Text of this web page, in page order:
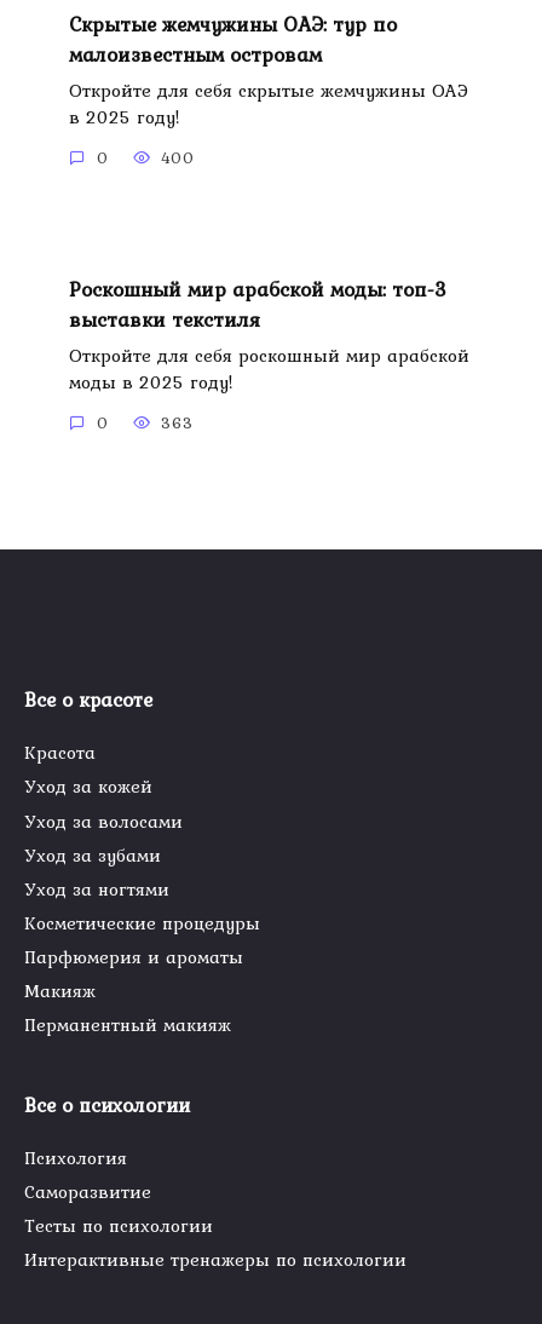
Скрытые жемчужины ОАЭ: тур по
малоизвестным островам
Откройте для себя скрытые жемчужины ОАЭ
в 2025 году!
0 400
Роскошный мир арабской моды: топ-3
выставки текстиля
Откройте для себя роскошный мир арабской
моды в 2025 году!
0 363
Все о красоте
Красота
Уход за кожей
Уход за волосами
Уход за зубами
Уход за ногтями
Косметические процедуры
Парфюмерия и ароматы
Макияж
Перманентный макияж
Все о психологии
Психология
Саморазвитие
Тесты по психологии
Интерактивные тренажеры по психологии